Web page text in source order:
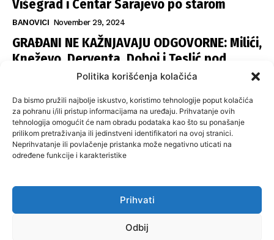
Politika korišćenja kolačića
Da bismo pružili najbolje iskustvo, koristimo tehnologije poput kolačića
za pohranu i/ili pristup informacijama na uređaju. Prihvatanje ovih
tehnologija omogućit će nam obradu podataka kao što su ponašanje
prilikom pretraživanja ili jedinstveni identifikatori na ovoj stranici.
Neprihvatanje ili povlačenje pristanka može negativno uticati na
određene funkcije i karakteristike
Prihvati
Odbij
Višegrad i Centar Sarajevo po starom
BANOVICI November 29, 2024
GRAĐANI NE KAŽNJAVAJU ODGOVORNE: Milići,
Kneževo, Derventa, Doboj i Teslić pod
šapom istih stranaka
SNSD UČVRSTIO VLAST U ISTOČNOM
SARAJEVU: Opoziciji dvije opštine, slijedi
raspodjela funkcija
Politika privatnosti